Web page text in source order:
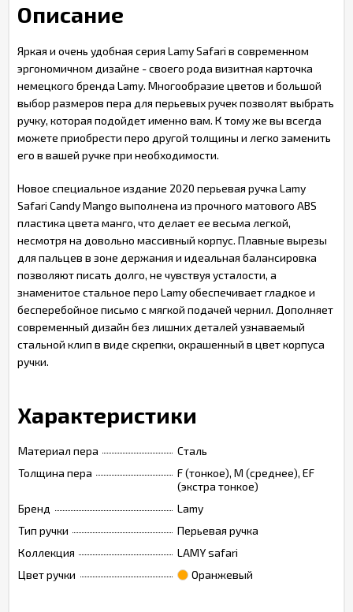
Описание
Яркая и очень удобная серия Lamy Safari в современном
эргономичном дизайне - своего рода визитная карточка
немецкого бренда Lamy. Многообразие цветов и большой
выбор размеров пера для перьевых ручек позволят выбрать
ручку, которая подойдет именно вам. К тому же вы всегда
можете приобрести перо другой толщины и легко заменить
его в вашей ручке при необходимости.
Новое специальное издание 2020 перьевая ручка Lamy
Safari Candy Mango выполнена из прочного матового ABS
пластика цвета манго, что делает ее весьма легкой,
несмотря на довольно массивный корпус. Плавные вырезы
для пальцев в зоне держания и идеальная балансировка
позволяют писать долго, не чувствуя усталости, а
знаменитое стальное перо Lamy обеспечивает гладкое и
бесперебойное письмо с мягкой подачей чернил. Дополняет
современный дизайн без лишних деталей узнаваемый
стальной клип в виде скрепки, окрашенный в цвет корпуса
ручки.
Характеристики
Материал пера
Сталь
Толщина пера
F (тонкое), M (среднее), EF
(экстра тонкое)
Бренд
Lamy
Тип ручки
Перьевая ручка
Коллекция
LAMY safari
Цвет ручки
Оранжевый